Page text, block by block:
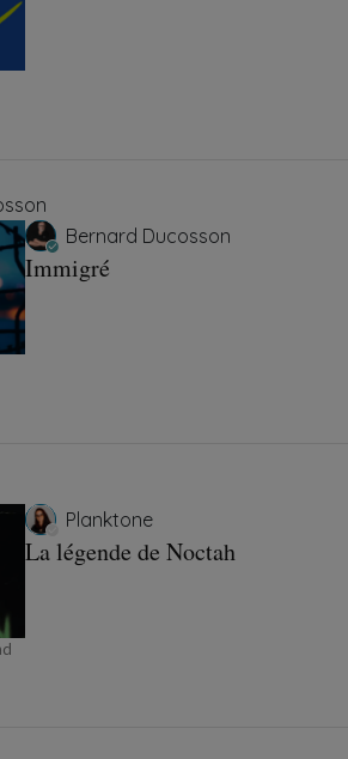
Bernard Ducosson
Immigré
Planktone
La légende de Noctah